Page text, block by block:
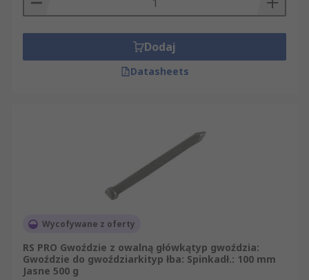
Dodaj
Datasheets
Wycofywane z oferty
RS PRO Gwoździe z owalną główkątyp gwoździa:
Gwoździe do gwoździarkityp łba: Spinkadł.: 100 mm
Jasne 500 g